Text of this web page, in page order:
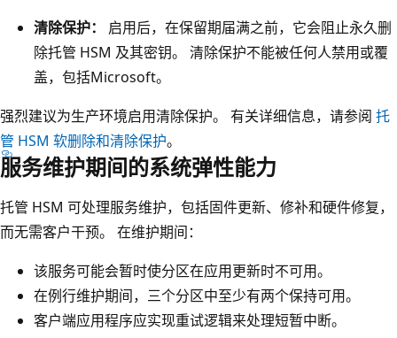
的
T
L
S
”
清除保护：
启用后，在保留期届满之前，它会阻止永久删
除托管 HSM 及其密钥。 清除保护不能被任何人禁用或覆
盖，包括Microsoft。
强烈建议为生产环境启用清除保护。 有关详细信息，请参阅 托
管 HSM 软删除和清除保护。
服务维护期间的系统弹性能力
托管 HSM 可处理服务维护，包括固件更新、修补和硬件修复，
而无需客户干预。 在维护期间：
该服务可能会暂时使分区在应用更新时不可用。
在例行维护期间，三个分区中至少有两个保持可用。
客户端应用程序应实现重试逻辑来处理短暂中断。